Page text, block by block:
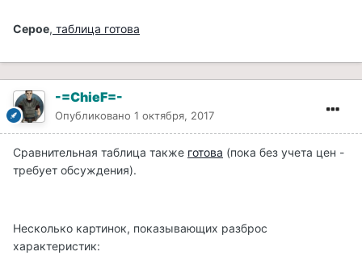
Серое, таблица готова
-=ChieF=-
Опубликовано 1 октября, 2017
Сравнительная таблица также готова (пока без учета цен -
требует обсуждения).
Несколько картинок, показывающих разброс
характеристик: